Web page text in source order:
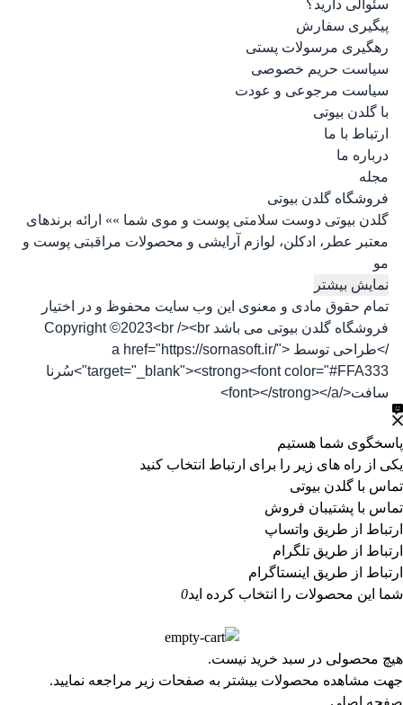
سئوالی دارید؟
پیگیری سفارش
رهگیری مرسولات پستی
سیاست حریم خصوصی
سیاست مرجوعی و عودت
با گلدن بیوتی
ارتباط با ما
درباره ما
مجله
فروشگاه گلدن بیوتی
گلدن بیوتی دوست سلامتی پوست و موی شما »» ارائه برندهای
معتبر عطر، ادکلن، لوازم آرایشی و محصولات مراقبتی پوست و
مو
نمایش بیشتر
تمام حقوق مادی و معنوی این وب سایت محفوظ و در اختیار
فروشگاه گلدن بیوتی می باشد Copyright ©2023<br /><br
/>طراحی توسط <a href="https://sornasoft.ir/"
target="_blank"><strong><font color="#FFA333">سُرنا
سافت</font></strong></a>
پاسخگوی شما هستیم
یکی از راه های زیر را برای ارتباط انتخاب کنید
تماس با گلدن بیوتی
تماس با پشتیبان فروش
ارتباط از طریق واتساپ
ارتباط از طریق تلگرام
ارتباط از طریق اینستاگرام
شما این محصولات را انتخاب کرده اید0
هیچ محصولی در سبد خرید نیست.
جهت مشاهده محصولات بیشتر به صفحات زیر مراجعه نمایید.
صفحه اصلی